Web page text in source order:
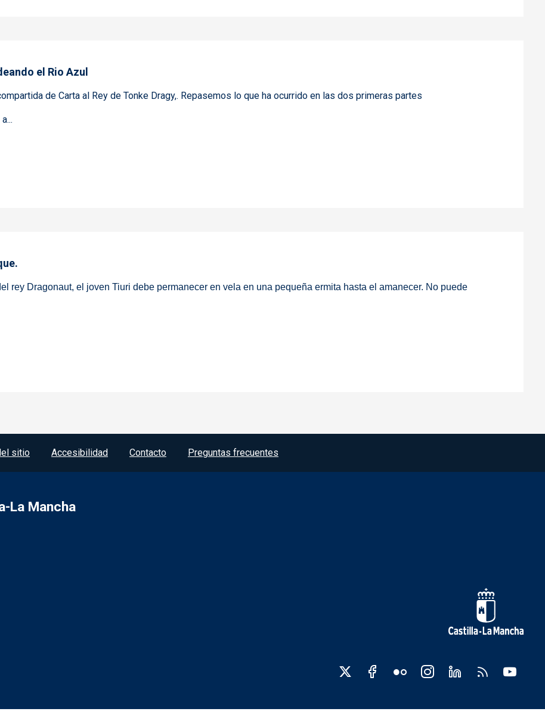
el Rio Azul
de Carta al Rey de Tonke Dragy,. Repasemos lo que ha ocurrido en las dos primeras partes
rey Dragonaut, el joven Tiuri debe permanecer en vela en una pequeña ermita hasta el amanecer. No puede
sitio Accesibilidad Contacto Preguntas frecuentes
La Mancha
Redes sociales JCCM